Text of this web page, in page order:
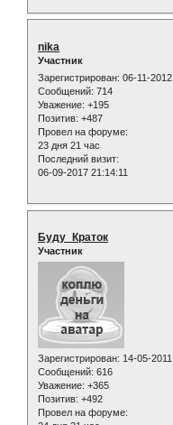
nika
Участник
Зарегистрирован: 06-11-2012
Сообщений: 714
Уважение: +195
Позитив: +487
Провел на форуме:
23 дня 21 час
Последний визит:
06-09-2017 21:14:11
Буду_Краток
Участник
Зарегистрирован: 14-05-2011
Сообщений: 616
Уважение: +365
Позитив: +492
Провел на форуме: